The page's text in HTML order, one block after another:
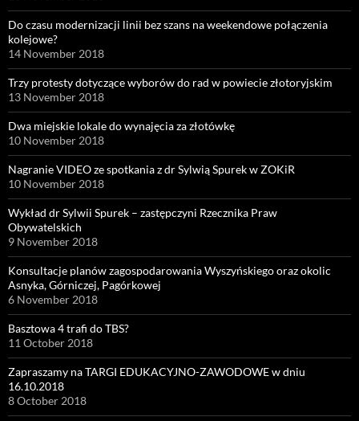
Do czasu modernizacji linii bez szans na weekendowe połączenia
kolejowe?
14 November 2018
Trzy protesty dotyczące wyborów do rad w powiecie złotoryjskim
13 November 2018
Dwa miejskie lokale do wynajęcia za złotówkę
10 November 2018
Nagranie VIDEO ze spotkania z dr Sylwią Spurek w ZOKiR
10 November 2018
Wykład dr Sylwii Spurek – zastępczyni Rzecznika Praw
Obywatelskich
9 November 2018
Konsultacje planów zagospodarowania Wyszyńskiego oraz okolic
Asnyka, Górniczej, Pagórkowej
6 November 2018
Basztowa 4 trafi do TBS?
11 October 2018
Zapraszamy na TARGI EDUKACYJNO-ZAWODOWE w dniu
16.10.2018
8 October 2018